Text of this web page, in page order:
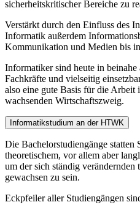
sicherheitskritischer Bereiche zu
Verstärkt durch den Einfluss des
Informatik außerdem
Kommunikation und Medien bis
Informatiker sind heute in
Fachkräfte und vielseitig
also eine gute Basis für die Arbeit
wachsenden Wirtschaftszweig.
Informatikstudium an der HTWK
Die Bachelorstudiengänge statten
theoretischem, vor allem aber
um der sich ständig verändernden
gewachsen zu sein.
Eckpfeiler aller Studiengängen